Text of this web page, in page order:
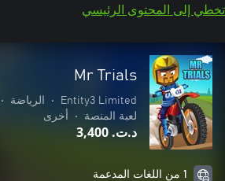
تخطي إلى المحتوى الرئيسي
Mr Trials
Entity3 Limited
• الرياضة •
لعبة المنصة
• أخرى
د.ت.‏ 3,400
1 من اللغات المدعمة